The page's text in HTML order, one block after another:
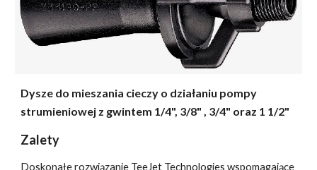
Dysze do mieszania cieczy o działaniu pompy
strumieniowej z gwintem 1/4", 3/8" , 3/4" oraz 1 1/2"
Zalety
Doskonałe rozwiązanie TeeJet Technologies wspomagające